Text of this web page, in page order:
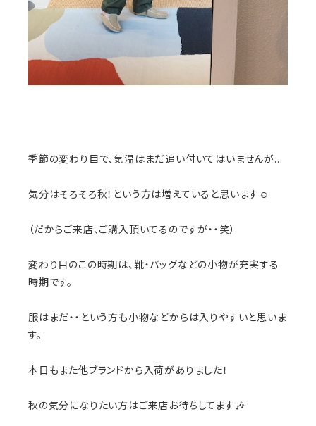
季節の変わり目で、気温はまだ追い付いてはいませんが…
気分はそろそろ秋！という方は増えていると思います☺️
（だからご来店、ご購入頂いてるのですが・・笑）
変わり目のこの時期は、靴・バッグなどの小物が充実する
時期です。
服はまだ・・という方も小物などからは入りやすいと思いま
す。
本日もまた他ブランドから入荷がありました！
秋の気分になりたい方はご来店お待ちしてます🎶